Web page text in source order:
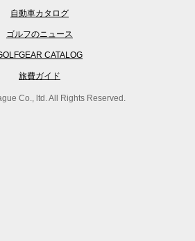
自動車カタログ
ゴルフのニュース
CATALOG
旅費ガイド
Co., ltd. All Rights Reserved.